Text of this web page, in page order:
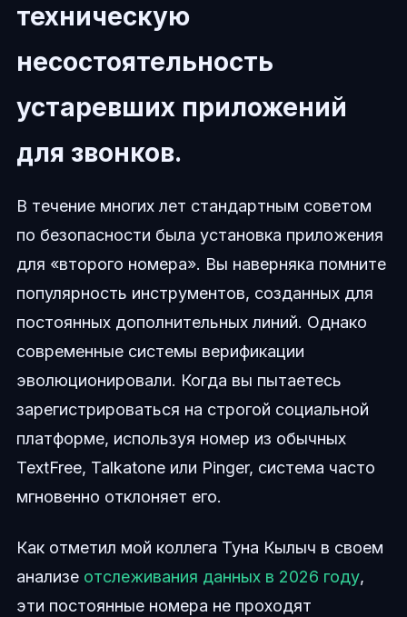
техническую
несостоятельность
устаревших приложений
для звонков.
В течение многих лет стандартным советом
по безопасности была установка приложения
для «второго номера». Вы наверняка помните
популярность инструментов, созданных для
постоянных дополнительных линий. Однако
современные системы верификации
эволюционировали. Когда вы пытаетесь
зарегистрироваться на строгой социальной
платформе, используя номер из обычных
TextFree, Talkatone или Pinger, система часто
мгновенно отклоняет его.
Как отметил мой коллега Туна Кылыч в своем
анализе отслеживания данных в 2026 году,
эти постоянные номера не проходят